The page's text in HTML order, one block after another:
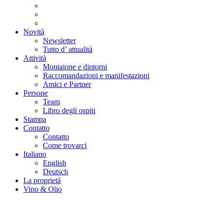
Novità
Newsletter
Tutto d’ attualità
Attività
Montaione e dintorni
Raccomandazioni e manifestazioni
Amici e Partner
Persone
Team
Libro degli ospiti
Stampa
Contatto
Contatto
Come trovarci
Italiano
English
Deutsch
La proprietà
Vino & Olio